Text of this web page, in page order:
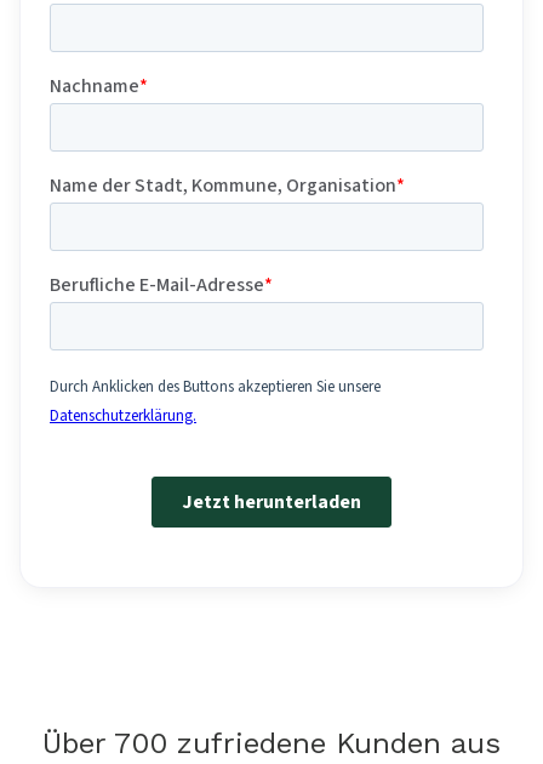
Über 700 zufriedene Kunden aus